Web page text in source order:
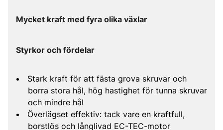
Mycket kraft med fyra olika växlar
Styrkor och fördelar
Stark kraft för att fästa grova skruvar och
borra stora hål, hög hastighet för tunna skruvar
och mindre hål
Överlägset effektiv: tack vare en kraftfull,
borstlös och långlivad EC-TEC-motor